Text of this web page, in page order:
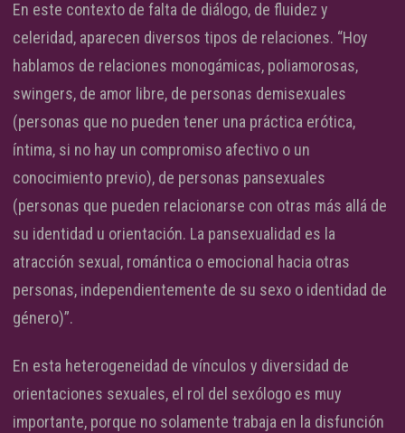
En este contexto de falta de diálogo, de fluidez y
celeridad, aparecen diversos tipos de relaciones. “Hoy
hablamos de relaciones monogámicas, poliamorosas,
swingers, de amor libre, de personas demisexuales
(personas que no pueden tener una práctica erótica,
íntima, si no hay un compromiso afectivo o un
conocimiento previo), de personas pansexuales
(personas que pueden relacionarse con otras más allá de
su identidad u orientación. La pansexualidad es la
atracción sexual, romántica o emocional hacia otras
personas, independientemente de su sexo o identidad de
género)”.
En esta heterogeneidad de vínculos y diversidad de
orientaciones sexuales, el rol del sexólogo es muy
importante, porque no solamente trabaja en la disfunción